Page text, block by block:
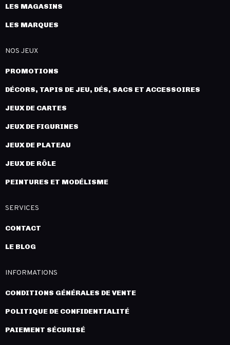
LES MAGASINS
LES MARQUES
NOS JEUX
PROMOTIONS
DÉCORS, TAPIS DE JEU, DÉS, SACS ET ACCESSOIRES
JEUX DE CARTES
JEUX DE FIGURINES
JEUX DE PLATEAU
JEUX DE RÔLE
PEINTURES ET MODÉLISME
SERVICES
CONTACT
LE BLOG
INFORMATIONS
CONDITIONS GÉNÉRALES DE VENTE
POLITIQUE DE CONFIDENTIALITÉ
PAIEMENT SÉCURISÉ